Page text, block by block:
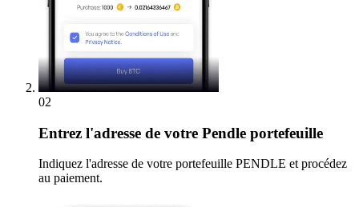
02
Entrez l'adresse de votre Pendle portefeuille
Indiquez l'adresse de votre portefeuille PENDLE et procédez
au paiement.